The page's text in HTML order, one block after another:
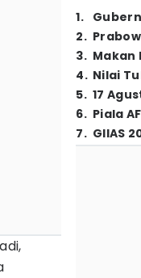
1.
2.
3. Makan
4. Nilai
5. 17
6. Piala
7. GIIAS